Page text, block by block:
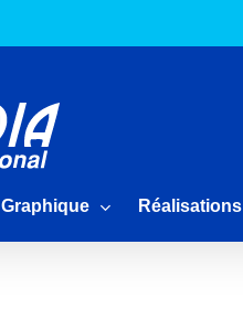
Graphique Réalisations